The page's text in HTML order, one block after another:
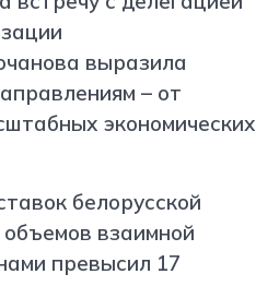
выразила
– от
экономических
белорусской
взаимной
превысил 17